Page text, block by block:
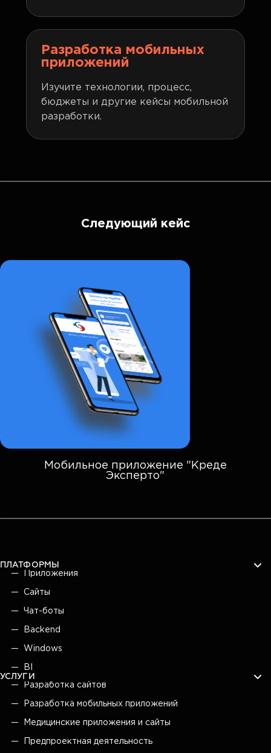
Разработка мобильных
приложений
Изучите технологии, процесс,
бюджеты и другие кейсы мобильной
разработки.
Следующий кейс
Мобильное приложение "Креде
Эксперто"
ПЛАТФОРМЫ
Приложения
Сайты
Чат-боты
Backend
Windows
BI
УСЛУГИ
Разработка сайтов
Разработка мобильных приложений
Медицинские приложения и сайты
Предпроектная деятельность